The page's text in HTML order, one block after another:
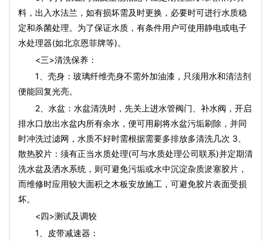
料，出入水法兰，如有损坏需及时更换，必要时可进行水质稳
定和杀菌处理。为了保证水质，有条件用户可使用静电或电子
水处理器(如北京恩菲牌等)。
<三>清洗保养：
1、壳身：玻璃纤维壳身不需外加油漆，只须用水和清洁剂
便能回复光亮。
2、水盆：水盆清洗时，先关上进水管阀门、补水阀，开启
排水口放出水盆内所有余水，便可用刷将水盆污垢刷除，并同
时冲洗过滤网，水质不好时需根据需要多排放多清洗几次 3、
散热胶片：须有正当水质处理(可与水质处理公司联系)并定期清
洗水盆及洒水系统，则可避免污垢或水中沉淀杂质淤塞胶片，
而维修时应用较大面积之木板安放施工，可避免胶片表面受损
坏。
<四>测试及调较
1、皮带减速器：